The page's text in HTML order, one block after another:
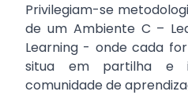
Privilegiam-se
de um Ambiente C –
Learning - onde cada
situa em partilha e
comunidade de